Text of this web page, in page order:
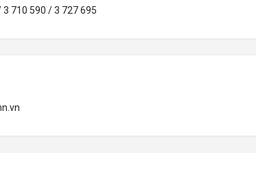
710 590 / 3 727 695